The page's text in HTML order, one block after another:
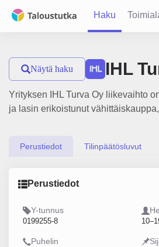
Haku
Näytä haku IHL
Yrityksen IHL Turva Oy liikevaihto
ja lasin erikoistunut
Perustiedot Tilinpäätösluvut
Perustiedot
Y-tunnus
0199255-8
Puhelin